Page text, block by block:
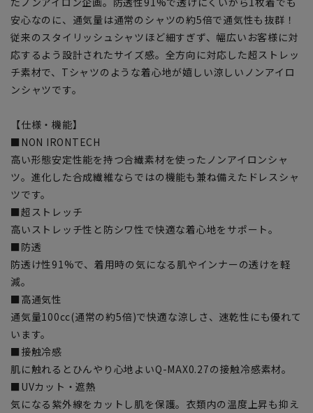
安心なのに、通気量は通常のシャツの約5倍で通気性も抜群！
従来のスタイリッシュシャツほど細すぎず、幅広いお客様に対
応するよう設計されたサイズ感。全方向に対応した超ストレッ
チ素材で、Tシャツのような着心地が嬉しい涼しいノンアイロ
ンシャツです。
【仕様・機能】
■NON IRONTECH
高い形態安定性能を持つ合繊素材を使ったノンアイロンシャ
ツ。進化した合成繊維ならではの機能も兼ね備えたドレスシャ
ツです。
■超ストレッチ
高いストレッチ性と防シワ性で快適な着心地をサポート。
■防透
防透け性91%で、着用時の気になる肌やインナーの透けを軽
減。
■高通気性
通気量100cc(通常の約5倍)で快適な涼しさ、速乾性にも優れて
います。
■接触冷感
肌に触れるとひんやり心地よいQ-MAX0.27の接触冷感素材。
■UVカット・遮熱
気になる紫外線をカットし肌を保護。衣類内の温度上昇も抑え